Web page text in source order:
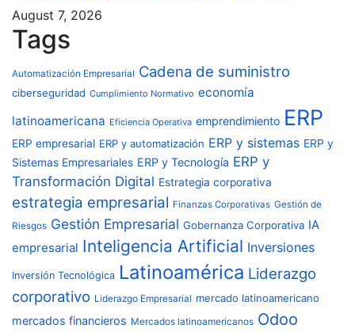
August 7, 2026
Tags
Automatización Empresarial Cadena de suministro
ciberseguridad Cumplimiento Normativo economía
latinoamericana Eficiencia Operativa emprendimiento ERP
ERP empresarial ERP y automatización ERP y sistemas ERP y
Sistemas Empresariales ERP y Tecnología ERP y
Transformación Digital Estrategia corporativa
estrategia empresarial Finanzas Corporativas Gestión de
Riesgos Gestión Empresarial Gobernanza Corporativa IA
empresarial Inteligencia Artificial Inversiones
Inversión Tecnológica Latinoamérica Liderazgo
corporativo Liderazgo Empresarial mercado latinoamericano
mercados financieros Mercados latinoamericanos Odoo